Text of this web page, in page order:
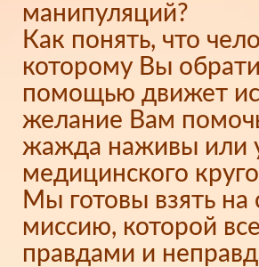
манипуляций?
Как понять, что
которому Вы
помощью движет
желание Вам
жажда наживы или
медицинского
Мы готовы взять на
миссию, которой
правдами и